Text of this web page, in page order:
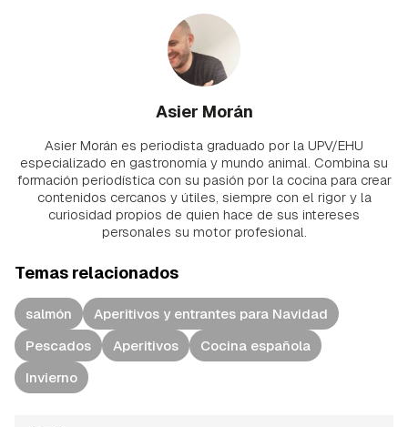
Asier Morán
Asier Morán es periodista graduado por la UPV/EHU
especializado en gastronomía y mundo animal. Combina su
formación periodística con su pasión por la cocina para crear
contenidos cercanos y útiles, siempre con el rigor y la
curiosidad propios de quien hace de sus intereses
personales su motor profesional.
Temas relacionados
salmón
Aperitivos y entrantes para Navidad
Pescados
Aperitivos
Cocina española
Invierno